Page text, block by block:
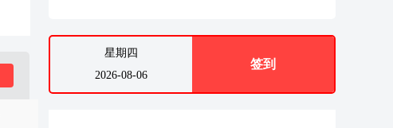
星期四
2026-08-06
签到